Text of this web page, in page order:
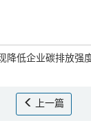
降低企业碳排放强
上一篇